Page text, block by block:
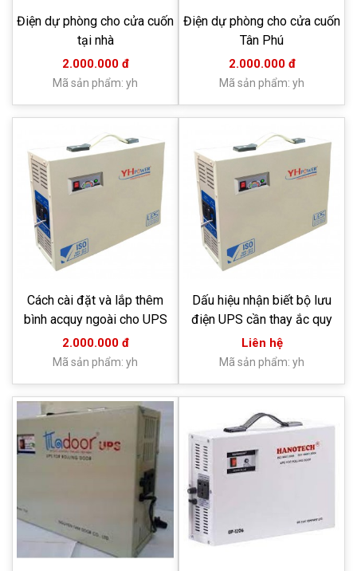
Điện dự phòng cho cửa cuốn
tại nhà
2.000.000 đ
Mã sản phẩm: yh
Điện dự phòng cho cửa cuốn
Tân Phú
2.000.000 đ
Mã sản phẩm: yh
Cách cài đặt và lắp thêm
bình acquy ngoài cho UPS
2.000.000 đ
Mã sản phẩm: yh
Dấu hiệu nhận biết bộ lưu
điện UPS cần thay ắc quy
Liên hệ
Mã sản phẩm: yh